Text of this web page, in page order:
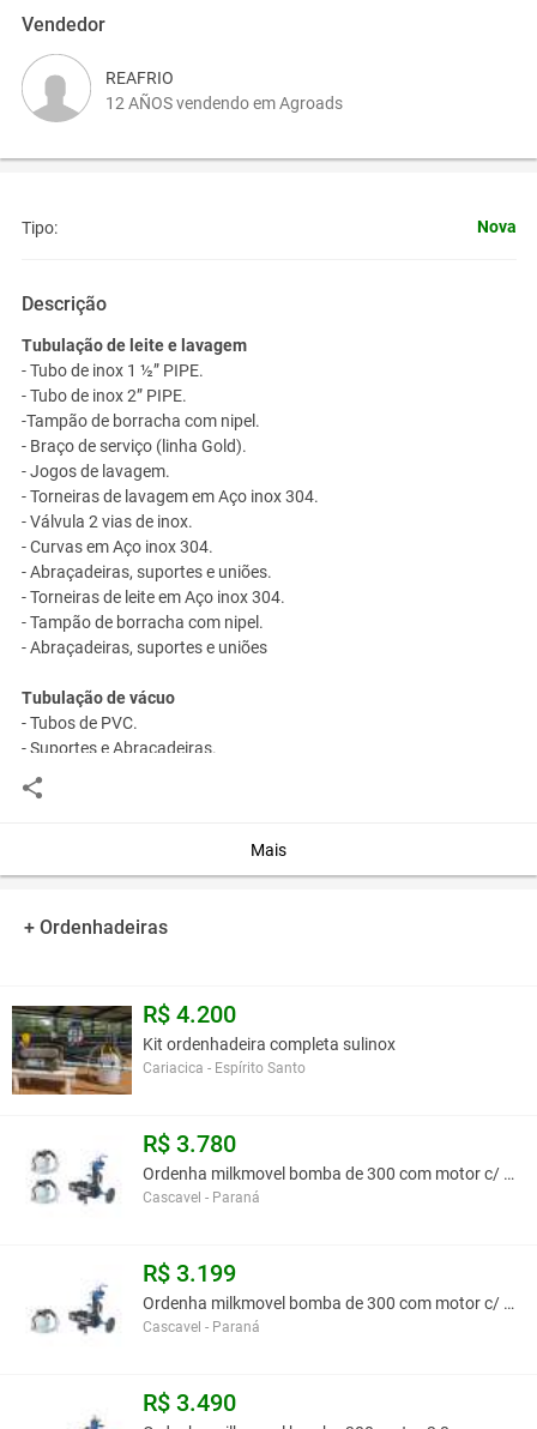
Vendedor
REAFRIO
12 AÑOS vendendo em Agroads
Tipo: Nova
Descrição
Tubulação de leite e lavagem
- Tubo de inox 1 ½” PIPE.
- Tubo de inox 2” PIPE.
-Tampão de borracha com nipel.
- Braço de serviço (linha Gold).
- Jogos de lavagem.
- Torneiras de lavagem em Aço inox 304.
- Válvula 2 vias de inox.
- Curvas em Aço inox 304.
- Abraçadeiras, suportes e uniões.
- Torneiras de leite em Aço inox 304.
- Tampão de borracha com nipel.
- Abraçadeiras, suportes e uniões
Tubulação de vácuo
- Tubos de PVC.
- Suportes e Abraçadeiras.
Mais
+ Ordenhadeiras
R$ 4.200
Kit ordenhadeira completa sulinox
Cariacica - Espírito Santo
R$ 3.780
Ordenha milkmovel bomba de 300 com motor c/ 2 conj
Cascavel - Paraná
R$ 3.199
Ordenha milkmovel bomba de 300 com motor c/ 1 conj
Cascavel - Paraná
R$ 3.490